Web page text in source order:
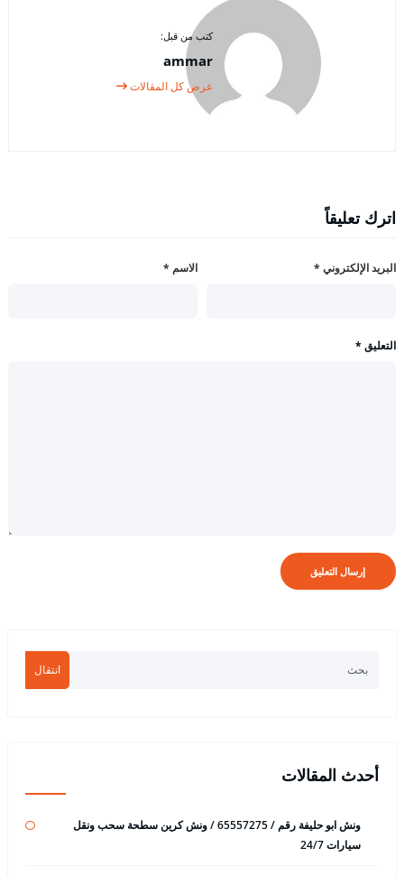
كتب من قبل:
ammar
عرض كل المقالات
اترك تعليقاً
الاسم * البريد الإلكتروني *
التعليق *
انتقال
أحدث المقالات
ونش ابو حليفة رقم / 65557275 / ونش كرين سطحة سحب ونقل
سيارات 24/7